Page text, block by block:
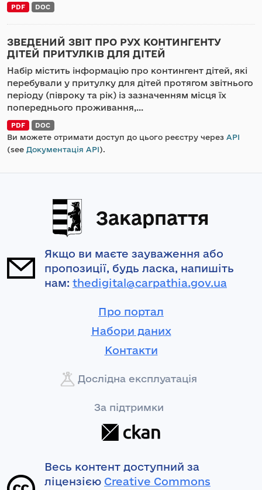
PDF DOC
ЗВЕДЕНИЙ ЗВІТ ПРО РУХ КОНТИНГЕНТУ
ДІТЕЙ ПРИТУЛКІВ ДЛЯ ДІТЕЙ
Набір містить інформацію про контингент дітей, які
перебували у притулку для дітей протягом звітнього
періоду (півроку та рік) із зазначенням місця їх
попереднього проживання,...
PDF DOC
Ви можете отримати доступ до цього реєстру через API
(see Документація API).
Закарпаття
Якщо ви маєте зауваження або
пропозиції, будь ласка, напишіть
нам: thedigital@carpathia.gov.ua
Про портал
Набори даних
Контакти
Дослідна експлуатація
За підтримки
Весь контент доступний за
ліцензією Creative Commons